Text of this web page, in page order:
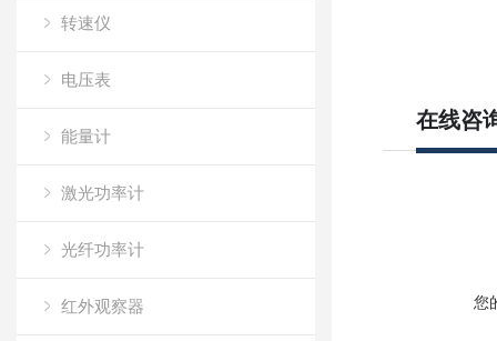
转速仪
电压表
能量计
激光功率计
光纤功率计
红外观察器
在线咨
您